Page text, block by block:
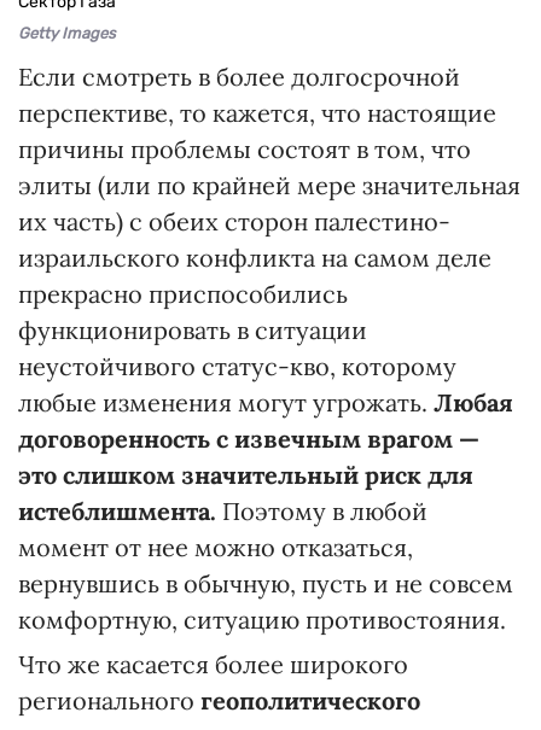
Getty Images
Если смотреть в более долгосрочной
перспективе, то кажется, что настоящие
причины проблемы состоят в том, что
элиты (или по крайней мере значительная
их часть) с обеих сторон палестино-
израильского конфликта на самом деле
прекрасно приспособились
функционировать в ситуации
неустойчивого статус-кво, которому
любые изменения могут угрожать. Любая
договоренность с извечным врагом —
это слишком значительный риск для
истеблишмента. Поэтому в любой
момент от нее можно отказаться,
вернувшись в обычную, пусть и не совсем
комфортную, ситуацию противостояния.
Что же касается более широкого
регионального геополитического